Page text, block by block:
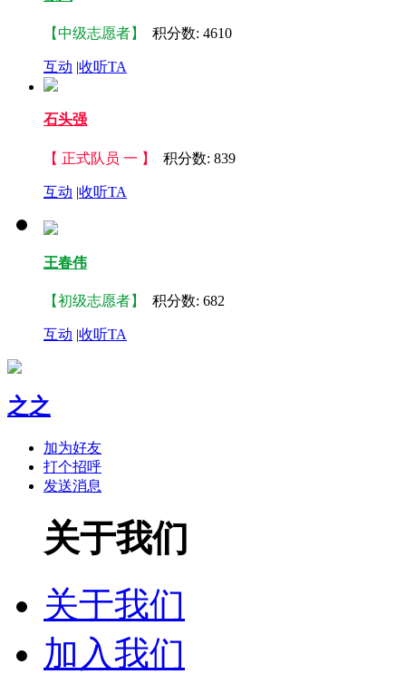
【中级志愿者】 积分数: 4610
互动 |收听TA
石头强
【 正式队员 一 】 积分数: 839
互动 |收听TA
王春伟
【初级志愿者】 积分数: 682
互动 |收听TA
之之
加为好友
打个招呼
发送消息
关于我们
关于我们
加入我们